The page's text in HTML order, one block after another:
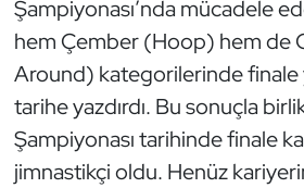
Şampiyonası’nda mücadele
hem Çember (Hoop) hem de
Around) kategorilerinde finale
tarihe yazdırdı. Bu sonuçla
Şampiyonası tarihinde finale
jimnastikçi oldu. Henüz
Golf
Güreş
Halter